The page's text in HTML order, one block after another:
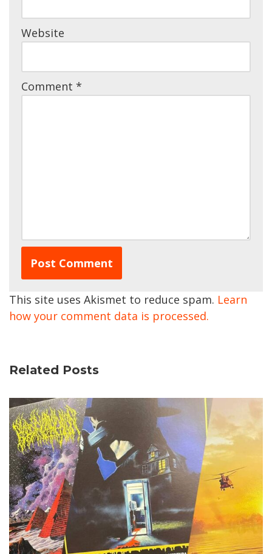
Website
Comment *
This site uses Akismet to reduce spam. Learn
how your comment data is processed.
Related Posts